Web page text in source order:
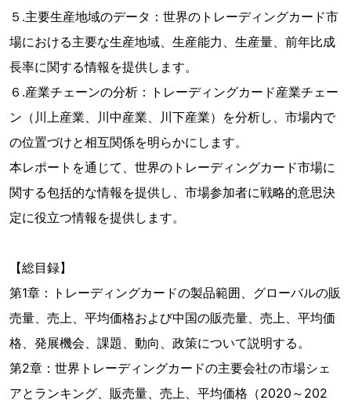
５.主要生産地域のデータ：世界のトレーディングカード市
場における主要な生産地域、生産能力、生産量、前年比成
長率に関する情報を提供します。
６.産業チェーンの分析：トレーディングカード産業チェー
ン（川上産業、川中産業、川下産業）を分析し、市場内で
の位置づけと相互関係を明らかにします。
本レポートを通じて、世界のトレーディングカード市場に
関する包括的な情報を提供し、市場参加者に戦略的意思決
定に役立つ情報を提供します。
【総目録】
第1章：トレーディングカードの製品範囲、グローバルの販
売量、売上、平均価格および中国の販売量、売上、平均価
格、発展機会、課題、動向、政策について説明する。
第2章：世界トレーディングカードの主要会社の市場シェ
アとランキング、販売量、売上、平均価格（2020～202